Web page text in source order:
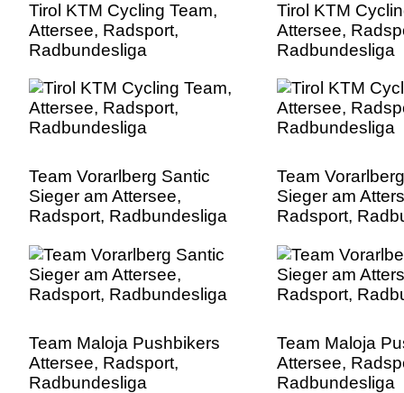
Tirol KTM Cycling Team,
Attersee, Radsport,
Radbundesliga
Tirol KTM
Attersee,
Radbundesliga
Team Vorarlberg Santic
Sieger am Attersee,
Radsport, Radbundesliga
Team
Sieger am
Radsport,
Team Maloja Pushbikers
Attersee, Radsport,
Radbundesliga
Team Maloja
Attersee,
Radbundesliga